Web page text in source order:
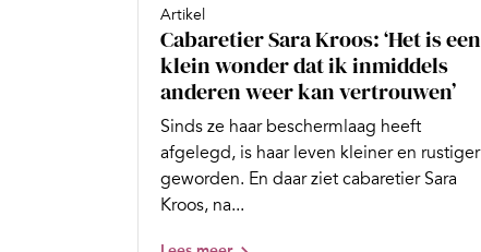
Artikel
Cabaretier Sara Kroos: ‘Het is een
klein wonder dat ik inmiddels
anderen weer kan vertrouwen’
Sinds ze haar beschermlaag heeft
afgelegd, is haar leven kleiner en rustiger
geworden. En daar ziet cabaretier Sara
Kroos, na...